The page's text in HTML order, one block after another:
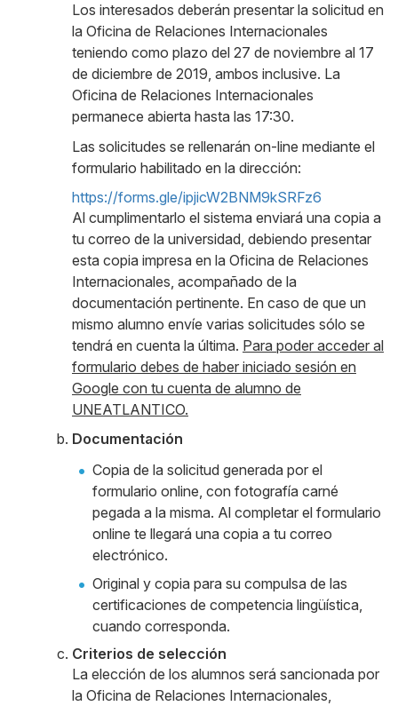
Los interesados deberán presentar la solicitud en
la Oficina de Relaciones Internacionales
teniendo como plazo del 27 de noviembre al 17
de diciembre de 2019, ambos inclusive. La
Oficina de Relaciones Internacionales
permanece abierta hasta las 17:30.
Las solicitudes se rellenarán on-line mediante el
formulario habilitado en la dirección:
https://forms.gle/ipjicW2BNM9kSRFz6
Al cumplimentarlo el sistema enviará una copia a
tu correo de la universidad, debiendo presentar
esta copia impresa en la Oficina de Relaciones
Internacionales, acompañado de la
documentación pertinente. En caso de que un
mismo alumno envíe varias solicitudes sólo se
tendrá en cuenta la última. Para poder acceder al
formulario debes de haber iniciado sesión en
Google con tu cuenta de alumno de
UNEATLANTICO.
Documentación
Copia de la solicitud generada por el
formulario online, con fotografía carné
pegada a la misma. Al completar el formulario
online te llegará una copia a tu correo
electrónico.
Original y copia para su compulsa de las
certificaciones de competencia lingüística,
cuando corresponda.
Criterios de selección
La elección de los alumnos será sancionada por
la Oficina de Relaciones Internacionales,